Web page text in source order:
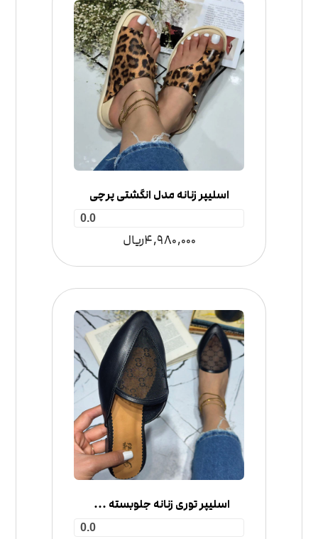
اسلیپر زنانه مدل انگشتی پرچی
0.0
4,980,000ریال
اسلیپر توری زنانه جلوبسته مدل گوچی
0.0